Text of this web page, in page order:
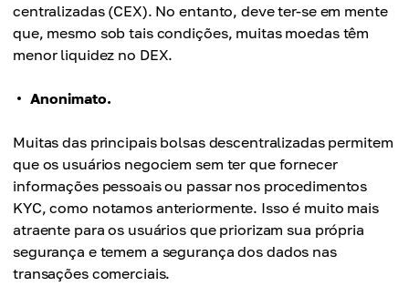
centralizadas (CEX). No entanto, deve ter-se em mente
que, mesmo sob tais condições, muitas moedas têm
menor liquidez no DEX.
Anonimato.
Muitas das principais bolsas descentralizadas permitem
que os usuários negociem sem ter que fornecer
informações pessoais ou passar nos procedimentos
KYC, como notamos anteriormente. Isso é muito mais
atraente para os usuários que priorizam sua própria
segurança e temem a segurança dos dados nas
transações comerciais.